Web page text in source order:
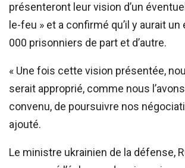
présenteront leur vision d’un
le-feu » et a confirmé qu’il y aurait un
000 prisonniers de part et d’autre.
« Une fois cette vision présentée,
serait approprié, comme nous
convenu, de poursuivre nos
ajouté.
Le ministre ukrainien de la défense,